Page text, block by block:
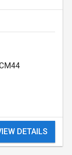
DETAILS